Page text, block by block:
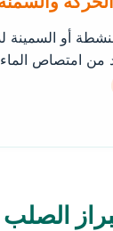
أو السمينة
من امتصاص